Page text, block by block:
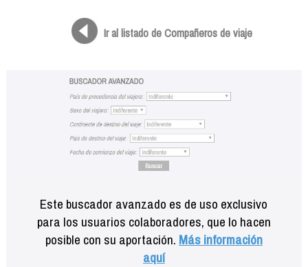
Ir al listado de Compañeros de viaje
Este buscador avanzado es de uso exclusivo
para los usuarios colaboradores, que lo hacen
posible con su aportación. Más información
aquí